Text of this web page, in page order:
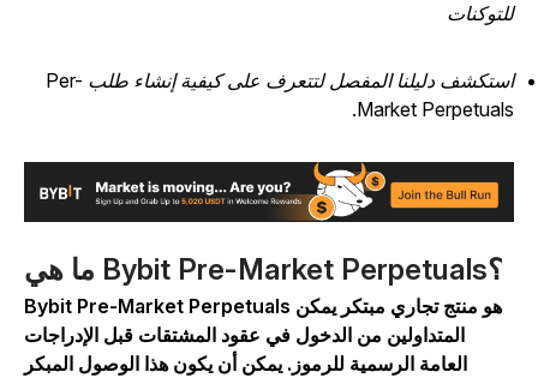
استكشف دليلنا المفصل لتتعرف على كيفية إنشاء طلب Per-
Market
Bybit Pre-Market Perpetuals هو منتج تجاري مبتكر يمكن
المتداولين من الدخول في عقود المشتقات قبل الإدراجات
العامة الرسمية للرموز. يمكن أن يكون هذا الوصول المبكر